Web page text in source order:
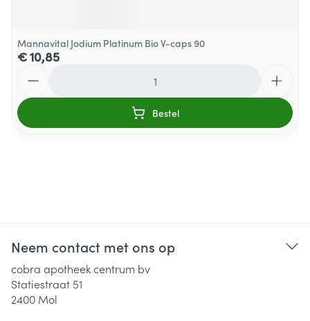
Mannavital Jodium Platinum Bio V-caps 90
€ 10,85
Bestel
Neem contact met ons op
cobra apotheek centrum bv
Statiestraat 51
2400 Mol